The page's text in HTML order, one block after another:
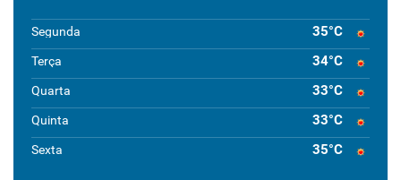
Segunda 35°C
Terça 34°C
Quarta 33°C
Quinta 33°C
Sexta 35°C